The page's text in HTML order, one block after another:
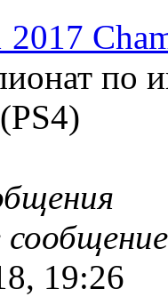
2017
по
сообщение
19:26